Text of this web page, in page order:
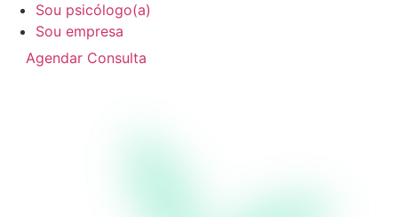
Sou psicólogo(a)
Sou empresa
Agendar Consulta